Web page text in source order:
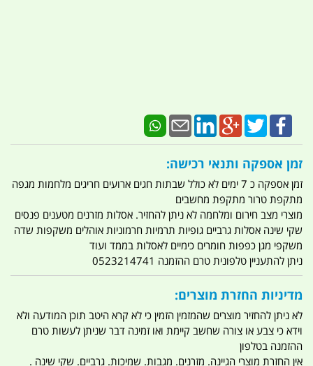
זמן אספקה ותנאי רכישה:
זמן אספקה כ 7 ימים לא כולל שבתות חגים ארועים חריגים מלחמות מגפה
מתקפת טרור מתקפת מחשבים
מוצרי מצב חירום ומלחמה לא ניתן להחזיר. אסלות מזרנים מטענים פנסים
שקי שינה אסלות גרביים גופיות תרמיות חרמוניות אוהלים משקפות שדה
משקפי מגן כפפות חומרים כימיים לאסלות בממד ועוד
ניתן להתעניין טלפונית טרם ההזמנה 0523214741
מדיניות החזרת מוצרים:
לא ניתן להחזיר מוצרים שהמזמין הזמין כי לא קרא היטב תוכן המודעה ולא
וידא כי צבע או צורה שחשב קיימת ואו זמינה דבר שניתן לעשות טרם
ההזמנה בטלפון
אין החזרת מוצרי הגיינה. מזרנים. מגבות. שמיכות. גרביים. שקי שינה .